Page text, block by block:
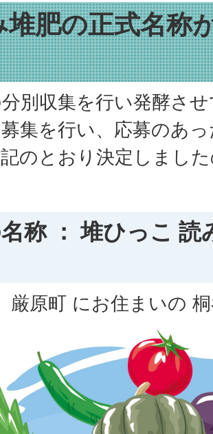
堆肥の正式名称
別収集を行い発酵さ
集を行い、応募のあ
のとおり決定しまし
称 ： 堆ひっこ 読
厳原町 にお住まいの